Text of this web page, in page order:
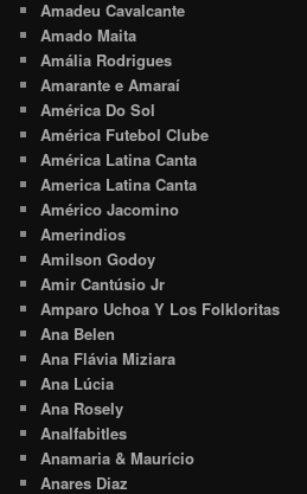
Amadeu Cavalcante
Amado Maita
Amália Rodrigues
Amarante e Amaraí
América Do Sol
América Futebol Clube
América Latina Canta
America Latina Canta
Américo Jacomino
Amerindios
Amilson Godoy
Amir Cantúsio Jr
Amparo Uchoa Y Los Folkloritas
Ana Belen
Ana Flávia Miziara
Ana Lúcia
Ana Rosely
Analfabitles
Anamaria & Maurício
Anares Diaz